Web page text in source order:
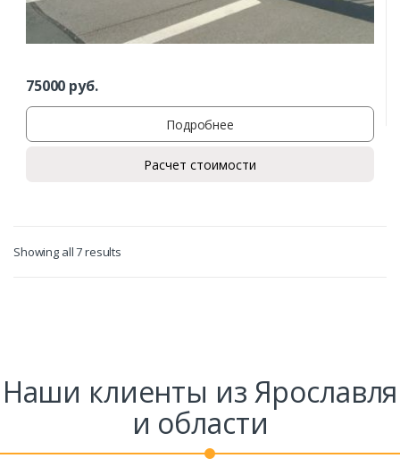
75000 руб.
Подробнее
Расчет стоимости
Showing all 7 results
Наши клиенты из Ярославля
и области